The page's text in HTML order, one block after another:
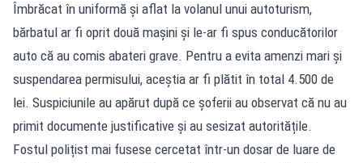
Îmbrăcat în uniformă și aflat la volanul unui autoturism,
bărbatul ar fi oprit două mașini și le-ar fi spus conducătorilor
auto că au comis abateri grave. Pentru a evita amenzi mari și
suspendarea permisului, aceștia ar fi plătit în total 4.500 de
lei. Suspiciunile au apărut după ce șoferii au observat că nu au
primit documente justificative și au sesizat autoritățile.
Fostul polițist mai fusese cercetat într-un dosar de luare de